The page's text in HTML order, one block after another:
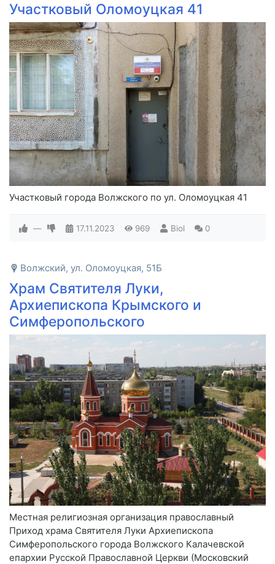
Участковый Оломоуцкая 41
Участковый города Волжского по ул. Оломоуцкая 41
— 17.11.2023 969 Biol 0
Волжский, ул. Оломоуцкая, 51Б
Храм Святителя Луки,
Архиепископа Крымского и
Симферопольского
Местная религиозная организация православный
Приход храма Святителя Луки Архиепископа
Симферопольского города Волжского Калачевской
епархии Русской Православной Церкви (Московский